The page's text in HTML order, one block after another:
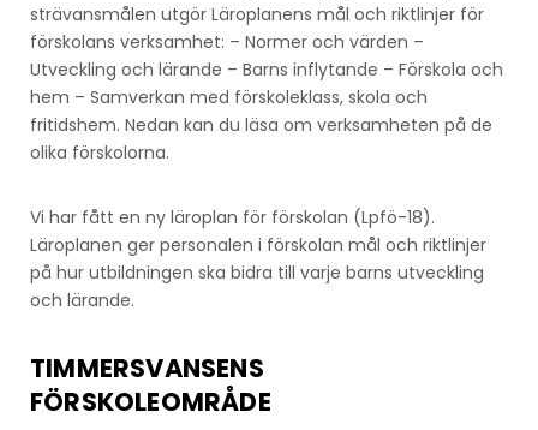
strävansmålen utgör Läroplanens mål och riktlinjer för
förskolans verksamhet: – Normer och värden –
Utveckling och lärande – Barns inflytande – Förskola och
hem – Samverkan med förskoleklass, skola och
fritidshem. Nedan kan du läsa om verksamheten på de
olika förskolorna.
Vi har fått en ny läroplan för förskolan (Lpfö-18).
Läroplanen ger personalen i förskolan mål och riktlinjer
på hur utbildningen ska bidra till varje barns utveckling
och lärande.
TIMMERSVANSENS
FÖRSKOLEOMRÅDE